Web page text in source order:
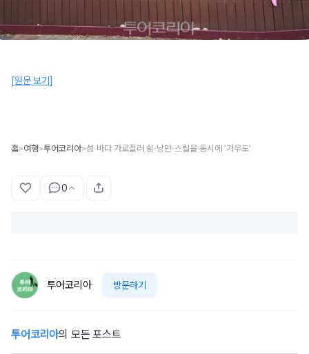
[원문 보기]
홈>여행>투어코리아>섬·바다 가로질러 쉼·낭만·스릴을 동시에 ‘가우도’
0
투어코리아 방문하기
투어코리아의 모든 포스트